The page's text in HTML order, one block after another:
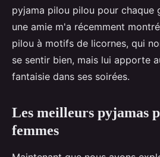
pyjama pilou pilou pour chaque
une amie m'a récemment
pilou à motifs de licornes, qui
se sentir bien, mais lui apporte
fantaisie dans ses soirées.
Les meilleurs pyjamas
femmes